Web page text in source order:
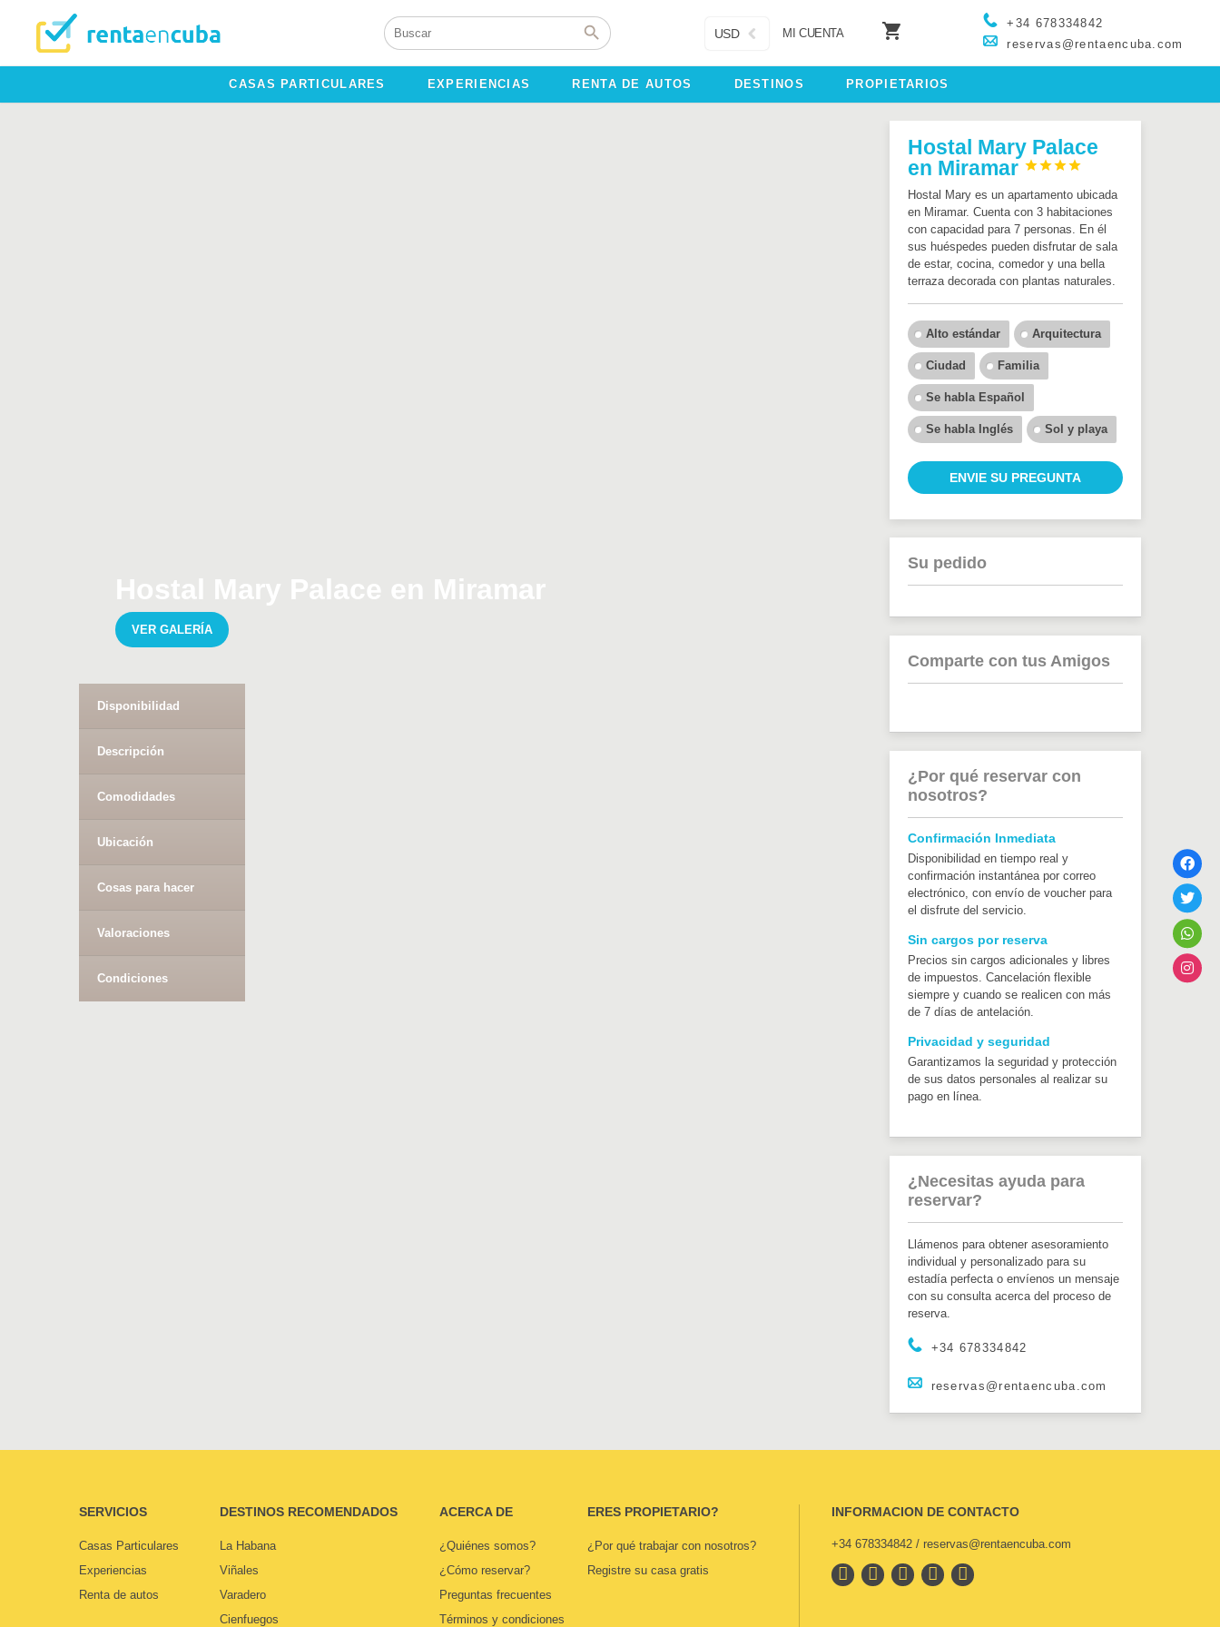
+34 678334842
reservas@rentaencuba.com
USD MI CUENTA 
CASAS PARTICULARES EXPERIENCIAS RENTA DE AUTOS DESTINOS PROPIETARIOS
Hostal Mary Palace en Miramar
VER GALERÍA
Disponibilidad
Descripción
Comodidades
Ubicación
Cosas para hacer
Valoraciones
Condiciones
Hostal Mary Palace
en Miramar




Hostal Mary es un apartamento ubicada
en Miramar. Cuenta con 3 habitaciones
con capacidad para 7 personas. En él
sus huéspedes pueden disfrutar de sala
de estar, cocina, comedor y una bella
terraza decorada con plantas naturales.
Alto estándar Arquitectura
Ciudad Familia
Se habla Español
Se habla Inglés Sol y playa
ENVIE SU PREGUNTA
Su pedido
Comparte con tus Amigos
¿Por qué reservar con
nosotros?
Confirmación Inmediata
Disponibilidad en tiempo real y
confirmación instantánea por correo
electrónico, con envío de voucher para
el disfrute del servicio.
Sin cargos por reserva
Precios sin cargos adicionales y libres
de impuestos. Cancelación flexible
siempre y cuando se realicen con más
de 7 días de antelación.
Privacidad y seguridad
Garantizamos la seguridad y protección
de sus datos personales al realizar su
pago en línea.
¿Necesitas ayuda para
reservar?
Llámenos para obtener asesoramiento
individual y personalizado para su
estadía perfecta o envíenos un mensaje
con su consulta acerca del proceso de
reserva.
+34 678334842
reservas@rentaencuba.com
SERVICIOS
Casas Particulares
Experiencias
Renta de autos
DESTINOS RECOMENDADOS
La Habana
Viñales
Varadero
Cienfuegos
ACERCA DE
¿Quiénes somos?
¿Cómo reservar?
Preguntas frecuentes
Términos y condiciones
ERES PROPIETARIO?
¿Por qué trabajar con nosotros?
Registre su casa gratis
INFORMACION DE CONTACTO
+34 678334842 / reservas@rentaencuba.com